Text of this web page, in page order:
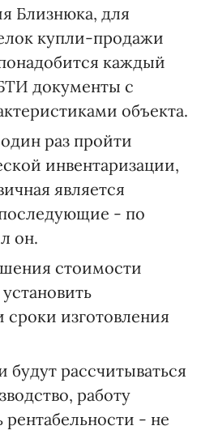
Близнюка, для
купли-продажи
каждый
документы с
объекта.
раз пройти
инвентаризации,
является
- по
он.
стоимости
изготовления
будут рассчитываться
работу
рентабельности - не